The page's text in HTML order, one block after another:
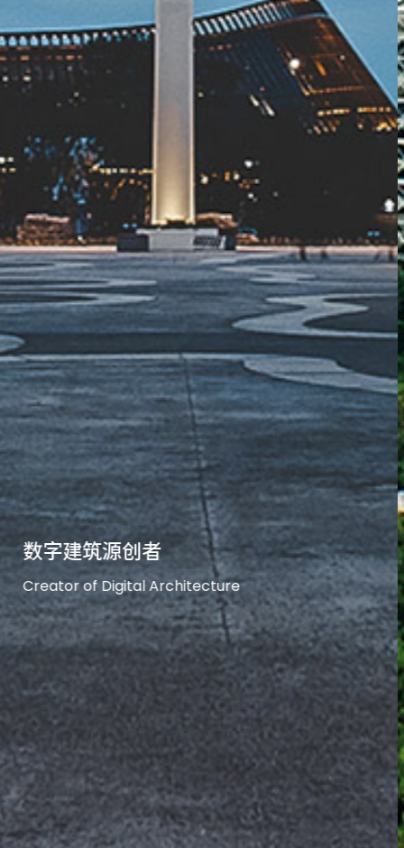
智本家 源创者 星工场
Wisdom-oriented、Original
innovation Star Factory